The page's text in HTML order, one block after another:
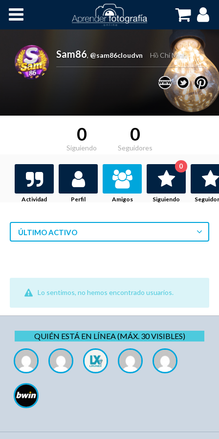
Cursos OnLine
Sam86, @sam86cloudvn Hồ Chí Minh
0
Siguiendo
0
Seguidores
Actividad Perfil Amigos Siguiendo
0
ÚLTIMO ACTIVO
Lo sentimos, no hemos encontrado usuarios.
QUIÉN ESTÁ EN LÍNEA (MÁX. 30 VISIBLES)